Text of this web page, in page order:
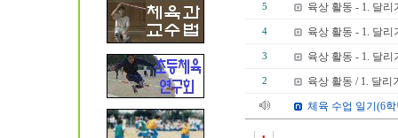
5 육상 활동 - 1. 달리
4 육상 활동 - 1. 달리
3 육상 활동 - 1. 달리
2
육상 활동 / 1. 달리
체육 수업 일기(6